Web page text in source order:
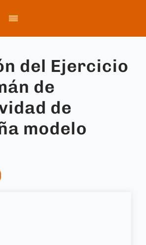
del Ejercicio
de
de
modelo